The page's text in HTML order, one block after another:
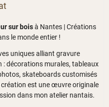
sur boisà Nantes | Créations
le monde entier !
uniques alliant gravure
décorations murales, tableaux
skateboards customisés
est une œuvre originale
dans mon atelier nantais.